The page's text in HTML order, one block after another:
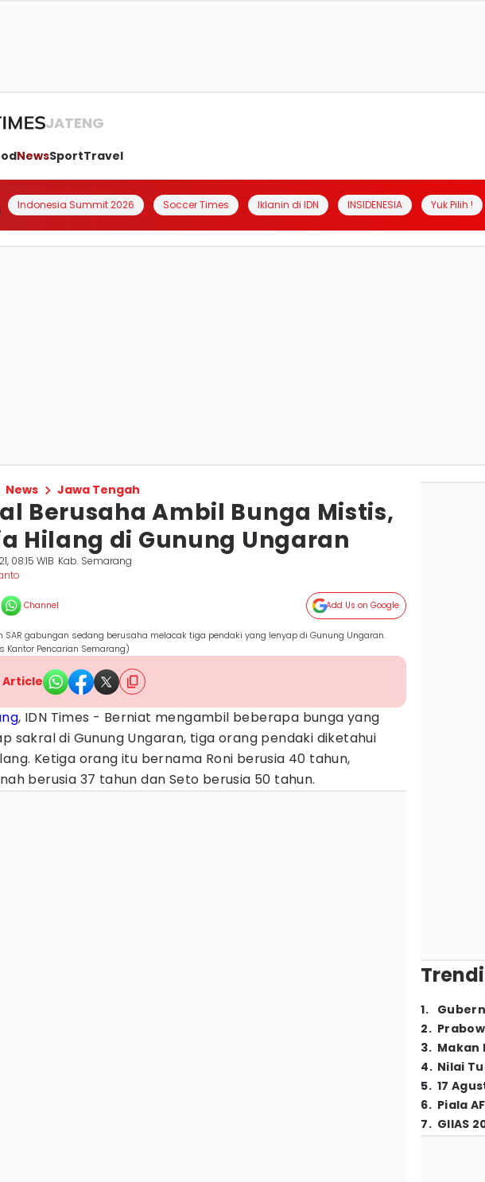
JATENG
NewsSportTravel
Indonesia Summit 2026 Soccer Times Iklanin di IDN INSIDENESIA Yuk Pilih !
News Jawa Tengah
Berusaha Ambil Bunga Mistis,
Hilang di Gunung Ungaran
08:15 WIB Kab. Semarang
Channel Add Us on Google
SAR gabungan sedang berusaha melacak tiga pendaki yang lenyap di Gunung Ungaran.
Kantor Pencarian Semarang)
Article
, IDN Times - Berniat mengambil beberapa bunga yang
sakral di Gunung Ungaran, tiga orang pendaki diketahui
Ketiga orang itu bernama Roni berusia 40 tahun,
berusia 37 tahun dan Seto berusia 50 tahun.
1.
2.
3. Makan
4. Nilai
5. 17
6. Piala
7. GIIAS